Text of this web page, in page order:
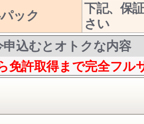
ック
下記、保
さい
申込むとオトクな内容
免許取得まで完全フル